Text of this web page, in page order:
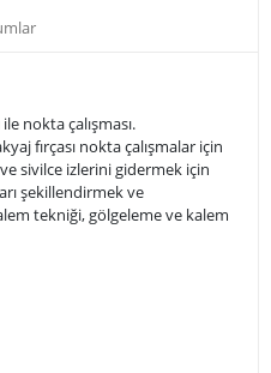
nokta çalışması.
fırçası nokta çalışmalar için
sivilce izlerini gidermek için
şekillendirmek ve
tekniği, gölgeleme ve kalem